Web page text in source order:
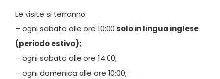
Le visite si terranno:
– ogni sabato alle ore 10:00solo in lingua inglese
(periodo estivo);
– ogni sabato alle ore 14:00;
– ogni domenica alle ore 10:00;